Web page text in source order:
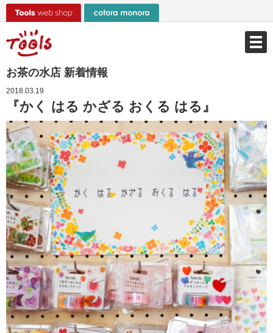
お茶の水店 新着情報
2018.03.19
『かく はる かざる おくる はる』